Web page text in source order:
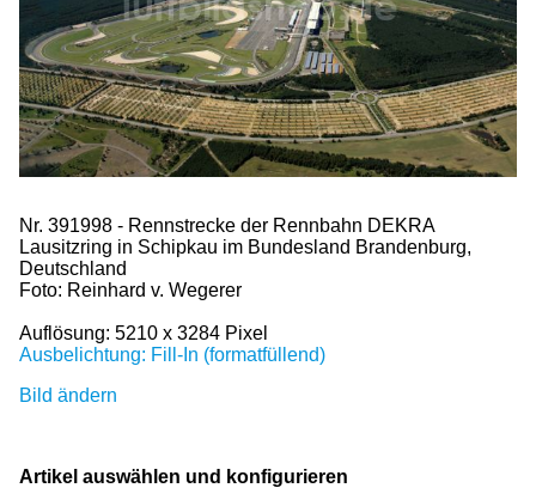
Nr. 391998 - Rennstrecke der Rennbahn DEKRA
Lausitzring in Schipkau im Bundesland Brandenburg,
Deutschland
Foto: Reinhard v. Wegerer
Auflösung: 5210 x 3284 Pixel
Ausbelichtung: Fill-In (formatfüllend)
Bild ändern
Artikel auswählen und konfigurieren